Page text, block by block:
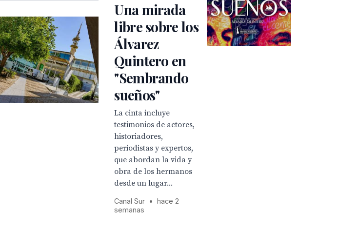
Una mirada
libre sobre los
Álvarez
Quintero en
"Sembrando
sueños"
La cinta incluye
testimonios de actores,
historiadores,
periodistas y expertos,
que abordan la vida y
obra de los hermanos
desde un lugar...
Canal Sur •
hace 2
semanas